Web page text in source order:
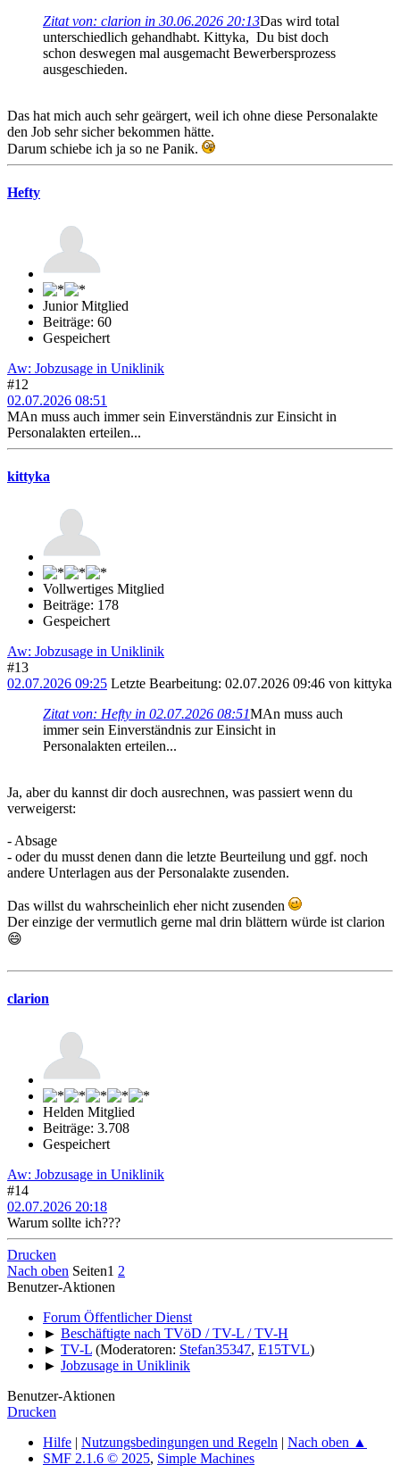
Zitat von: clarion in 30.06.2026 20:13Das wird total
unterschiedlich gehandhabt. Kittyka, Du bist doch
schon deswegen mal ausgemacht Bewerbersprozess
ausgeschieden.
Das hat mich auch sehr geärgert, weil ich ohne diese Personalakte
den Job sehr sicher bekommen hätte.
Darum schiebe ich ja so ne Panik.
Hefty
Junior Mitglied
Beiträge: 60
Gespeichert
Aw: Jobzusage in Uniklinik
#12
02.07.2026 08:51
MAn muss auch immer sein Einverständnis zur Einsicht in
Personalakten erteilen...
kittyka
Vollwertiges Mitglied
Beiträge: 178
Gespeichert
Aw: Jobzusage in Uniklinik
#13
02.07.2026 09:25 Letzte Bearbeitung: 02.07.2026 09:46 von kittyka
Zitat von: Hefty in 02.07.2026 08:51MAn muss auch
immer sein Einverständnis zur Einsicht in
Personalakten erteilen...
Ja, aber du kannst dir doch ausrechnen, was passiert wenn du
verweigerst:
- Absage
- oder du musst denen dann die letzte Beurteilung und ggf. noch
andere Unterlagen aus der Personalakte zusenden.
Das willst du wahrscheinlich eher nicht zusenden
Der einzige der vermutlich gerne mal drin blättern würde ist clarion
😄
clarion
Helden Mitglied
Beiträge: 3.708
Gespeichert
Aw: Jobzusage in Uniklinik
#14
02.07.2026 20:18
Warum sollte ich???
Drucken
Nach oben Seiten1 2
Benutzer-Aktionen
Forum Öffentlicher Dienst
► Beschäftigte nach TVöD / TV-L / TV-H
► TV-L (Moderatoren: Stefan35347, E15TVL)
► Jobzusage in Uniklinik
Benutzer-Aktionen
Drucken
Hilfe | Nutzungsbedingungen und Regeln | Nach oben ▲
SMF 2.1.6 © 2025, Simple Machines